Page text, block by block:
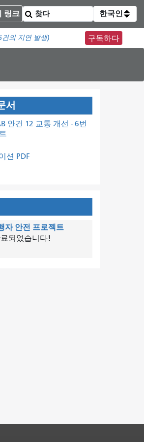
링크 한국인
건의 지연 발생) 구독하다
서
안건 12 교통 개선 - 6번
션 PDF
자 안전 프로젝트
되었습니다!